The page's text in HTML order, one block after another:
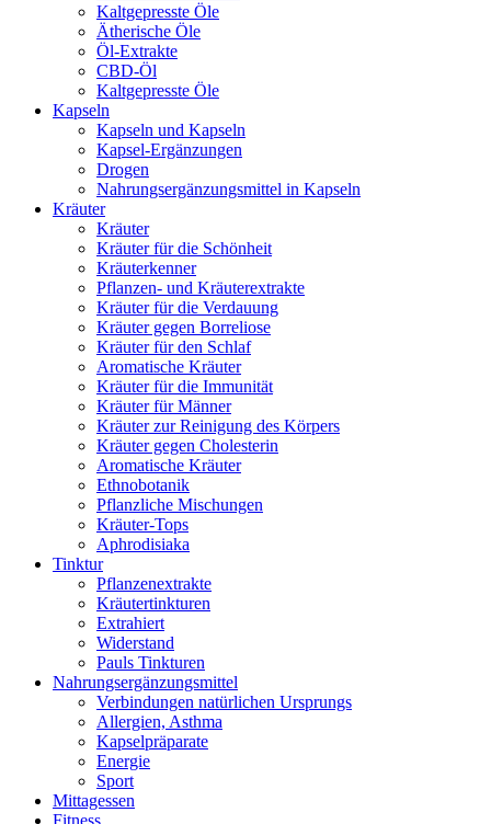
Kaltgepresste Öle
Ätherische Öle
Öl-Extrakte
CBD-Öl
Kaltgepresste Öle
Kapseln
Kapseln und Kapseln
Kapsel-Ergänzungen
Drogen
Nahrungsergänzungsmittel in Kapseln
Kräuter
Kräuter
Kräuter für die Schönheit
Kräuterkenner
Pflanzen- und Kräuterextrakte
Kräuter für die Verdauung
Kräuter gegen Borreliose
Kräuter für den Schlaf
Aromatische Kräuter
Kräuter für die Immunität
Kräuter für Männer
Kräuter zur Reinigung des Körpers
Kräuter gegen Cholesterin
Aromatische Kräuter
Ethnobotanik
Pflanzliche Mischungen
Kräuter-Tops
Aphrodisiaka
Tinktur
Pflanzenextrakte
Kräutertinkturen
Extrahiert
Widerstand
Pauls Tinkturen
Nahrungsergänzungsmittel
Verbindungen natürlichen Ursprungs
Allergien, Asthma
Kapselpräparate
Energie
Sport
Mittagessen